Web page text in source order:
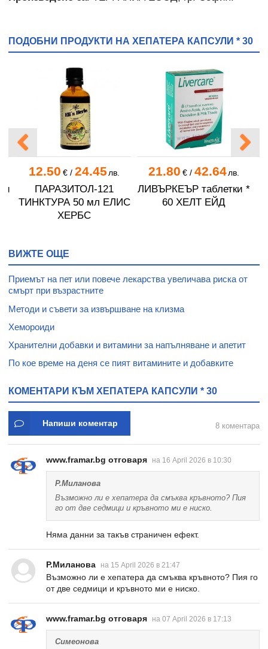
ПОДОБНИ ПРОДУКТИ НА ХЕПАТЕРА КАПСУЛИ * 30
12.50 €/ 24.45 лв.
ПАРАЗИТОЛ-121
ТИНКТУРА 50 мл ЕЛИС
ХЕРБС
21.80 €/ 42.64лв.
ЛИВЪРКЕЪР таблетки *
60 ХЕЛТ ЕЙД
ВИЖТЕ ОЩЕ
Приемът на пет или повече лекарства увеличава риска от
смърт при възрастните
Методи и съвети за извършване на клизма
Хемороиди
Хранителни добавки и витамини за напълняване и апетит
По кое време на деня се пият витамините и добавките
КОМЕНТАРИ КЪМ ХЕПАТЕРА КАПСУЛИ * 30
Напиши коментар 8 коментара
www.framar.bg отговаря на 16 April 2026 в 10:30
Р.Миланова
Възможно ли е хепатера да смъква кръвното? Пия
го от две седмици и кръвното ми е ниско.
Няма данни за такъв страничен ефект.
Р.Миланова на 15 April 2026 в 21:47
Възможно ли е хепатера да смъква кръвното? Пия го
от две седмици и кръвното ми е ниско.
www.framar.bg отговаря на 07 April 2026 в 17:13
Симеонова